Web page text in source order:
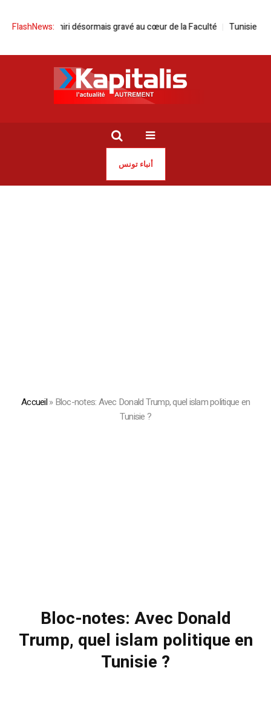
FlashNews:
désormais gravé au cœur de la Faculté Tunisie | Décès de
أنباء تونس
Accueil»Bloc-notes: Avec Donald Trump, quel islam politique en
Tunisie ?
Bloc-notes: Avec Donald
Trump, quel islam politique en
Tunisie ?